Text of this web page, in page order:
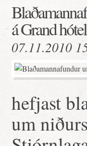
á Grand hótel
07.11.2010
hefjast
um